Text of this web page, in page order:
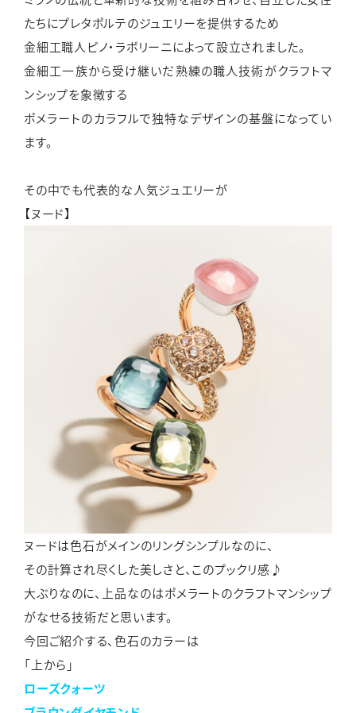
たちにプレタポルテのジュエリーを提供するため
金細工職人ピノ・ラボリーニによって設立されました。
金細工一族から受け継いだ熟練の職人技術がクラフトマ
ンシップを象徴する
ポメラートのカラフルで独特なデザインの基盤になってい
ます。
その中でも代表的な人気ジュエリーが
【ヌード】
ヌードは色石がメインのリングシンプルなのに、
その計算され尽くした美しさと、このプックリ感♪
大ぶりなのに、上品なのはポメラートのクラフトマンシップ
がなせる技術だと思います。
今回ご紹介する、色石のカラーは
「上から」
ローズクォーツ